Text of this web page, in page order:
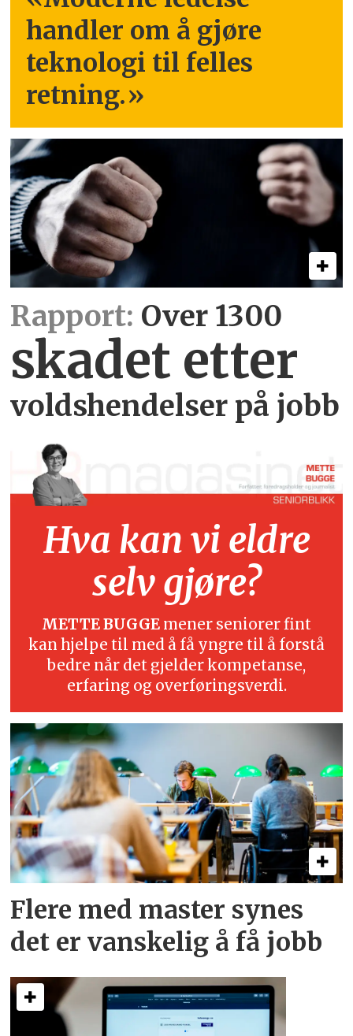
handler om å gjøre
teknologi til felles
retning.»
Rapport: Over 1300
skadet etter
voldshendelser på jobb
Hva kan vi eldre
selv gjøre?
METTE BUGGE mener seniorer fint
kan hjelpe til med å få yngre til å forstå
bedre når det gjelder kompetanse,
erfaring og overføringsverdi.
Flere med master synes
det er vanskelig å få jobb